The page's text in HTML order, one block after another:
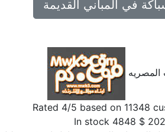
في المباني القديمة
Rated4 /5 based on11348
$
4848
In stock